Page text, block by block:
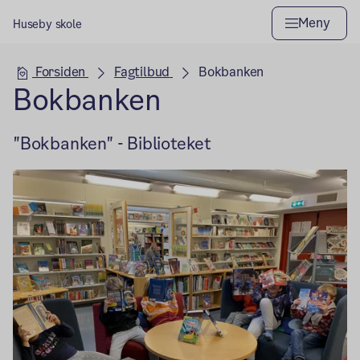
Huseby skole Meny
Hovedseksjon
Forsiden Fagtilbud Bokbanken
Bokbanken
"Bokbanken" - Biblioteket